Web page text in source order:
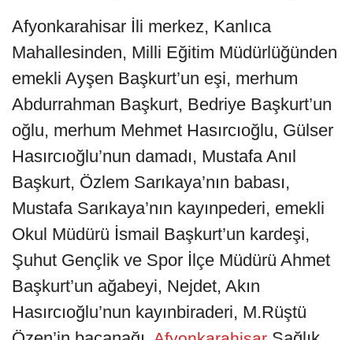
Afyonkarahisar İli merkez, Kanlıca
Mahallesinden, Milli Eğitim Müdürlüğünden
emekli Ayşen Başkurt’un eşi, merhum
Abdurrahman Başkurt, Bedriye Başkurt’un
oğlu, merhum Mehmet Hasırcıoğlu, Gülser
Hasırcıoğlu’nun damadı, Mustafa Anıl
Başkurt, Özlem Sarıkaya’nın babası,
Mustafa Sarıkaya’nın kayınpederi, emekli
Okul Müdürü İsmail Başkurt’un kardeşi,
Şuhut Gençlik ve Spor İlçe Müdürü Ahmet
Başkurt’un ağabeyi, Nejdet, Akın
Hasırcıoğlu’nun kayınbiraderi, M.Rüştü